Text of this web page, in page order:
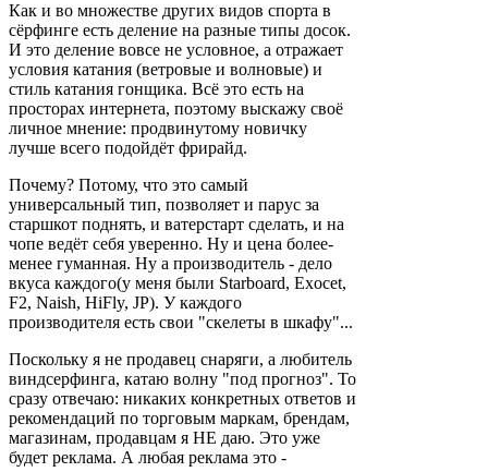
Как и во множестве других видов спорта в
сёрфинге есть деление на разные типы досок.
И это деление вовсе не условное, а отражает
условия катания (ветровые и волновые) и
стиль катания гонщика. Всё это есть на
просторах интернета, поэтому выскажу своё
личное мнение: продвинутому новичку
лучше всего подойдёт фрирайд.
Почему? Потому, что это самый
универсальный тип, позволяет и парус за
старшкот поднять, и ватерстарт сделать, и на
чопе ведёт себя уверенно. Ну и цена более-
менее гуманная. Ну а производитель - дело
вкуса каждого(у меня были Starboard, Exocet,
F2, Naish, HiFly, JP). У каждого
производителя есть свои "скелеты в шкафу"...
Поскольку я не продавец снаряги, а любитель
виндсерфинга, катаю волну "под прогноз". То
сразу отвечаю: никаких конкретных ответов и
рекомендаций по торговым маркам, брендам,
магазинам, продавцам я НЕ даю. Это уже
будет реклама. А любая реклама это -